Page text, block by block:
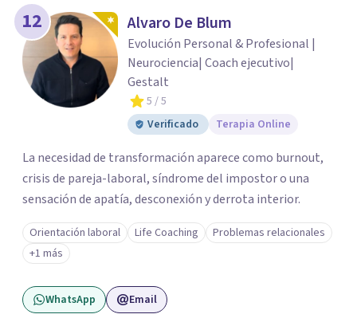
12 Alvaro De Blum
Evolución Personal & Profesional |
Neurociencia| Coach ejecutivo|
Gestalt
5 / 5
Verificado
Terapia Online
La necesidad de transformación aparece como burnout,
crisis de pareja-laboral, síndrome del impostor o una
sensación de apatía, desconexión y derrota interior.
Orientación laboral Life Coaching
Problemas relacionales
+1 más
WhatsApp Email